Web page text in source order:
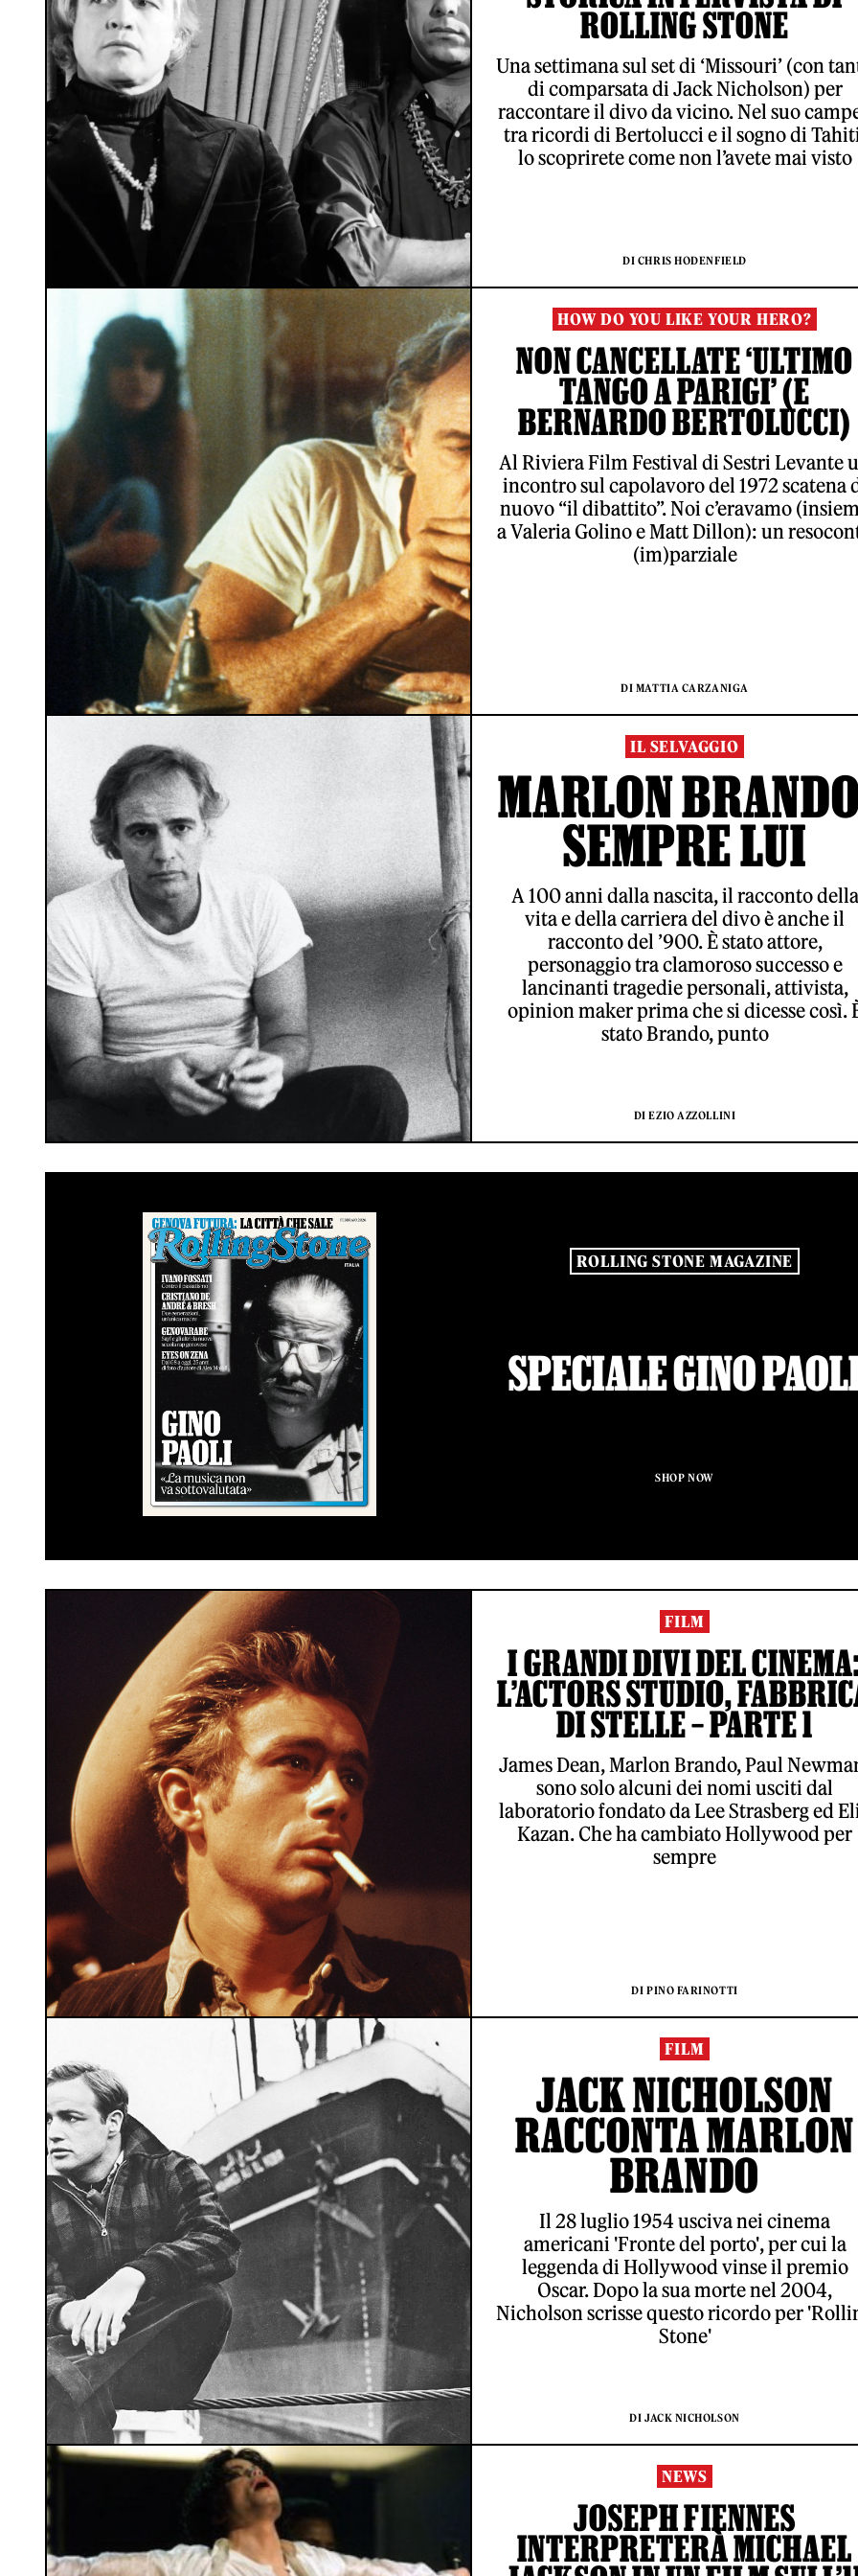
ROLLING STONE
Una settimana sul set di ‘Missouri’ (con
di comparsata di Jack Nicholson) per
raccontare il divo da vicino. Nel suo
tra ricordi di Bertolucci e il sogno di
lo scoprirete come non l’avete mai visto
DI CHRIS HODENFIELD
HOW DO YOU LIKE YOUR HERO?
NON CANCELLATE ‘ULTIMO
TANGO A PARIGI’ (E
BERNARDO BERTOLUCCI)
Al Riviera Film Festival di Sestri Levante
incontro sul capolavoro del 1972 scatena
nuovo “il dibattito”. Noi c’eravamo
a Valeria Golino e Matt Dillon): un
(im)parziale
DI MATTIA CARZANIGA
IL SELVAGGIO
MARLON
SEMPRE LUI
A 100 anni dalla nascita, il racconto della
vita e della carriera del divo è anche il
racconto del ’900. È stato attore,
personaggio tra clamoroso successo e
lancinanti tragedie personali, attivista,
opinion maker prima che si dicesse così.
stato Brando, punto
DI EZIO AZZOLLINI
ROLLING STONE MAGAZINE
SPECIALE GINO
SHOP NOW
FILM
I GRANDI DIVI DEL
L’ACTORS STUDIO,
DI STELLE – PARTE 1
James Dean, Marlon Brando, Paul
sono solo alcuni dei nomi usciti dal
laboratorio fondato da Lee Strasberg ed
Kazan. Che ha cambiato Hollywood per
sempre
DI PINO FARINOTTI
FILM
JACK NICHOLSON
RACCONTA MARLON
BRANDO
Il 28 luglio 1954 usciva nei cinema
americani 'Fronte del porto', per cui la
leggenda di Hollywood vinse il premio
Oscar. Dopo la sua morte nel 2004,
Nicholson scrisse questo ricordo per
Stone'
DI JACK NICHOLSON
NEWS
JOSEPH FIENNES
INTERPRETERÀ MICHAEL